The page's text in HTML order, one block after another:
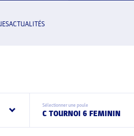
ACTUALITÉS
Sélectionner une poule
C TOURNOI 6 FEMININ